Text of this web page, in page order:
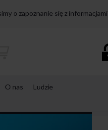
o zapoznanie się z informacjami
O nas
Ludzie